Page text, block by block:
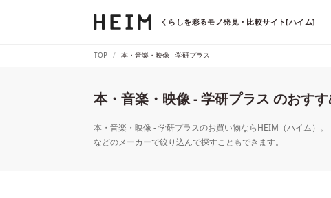
くらしを彩るモノ発見・比較サイト[ハイム]
TOP 本・音楽・映像 - 学研プラス
本・音楽・映像 - 学研プラス のおす
本・音楽・映像 - 学研プラスのお買い物ならHEIM（ハイム）
などのメーカーで絞り込んで探すこともできます。